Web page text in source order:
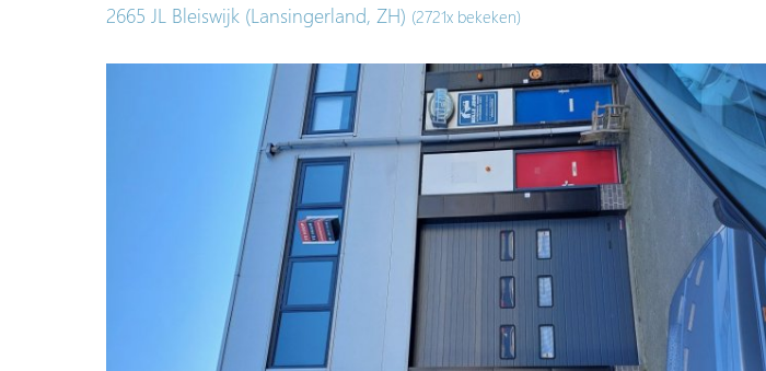
2665 JL Bleiswijk (Lansingerland, ZH) (2721x bekeken)